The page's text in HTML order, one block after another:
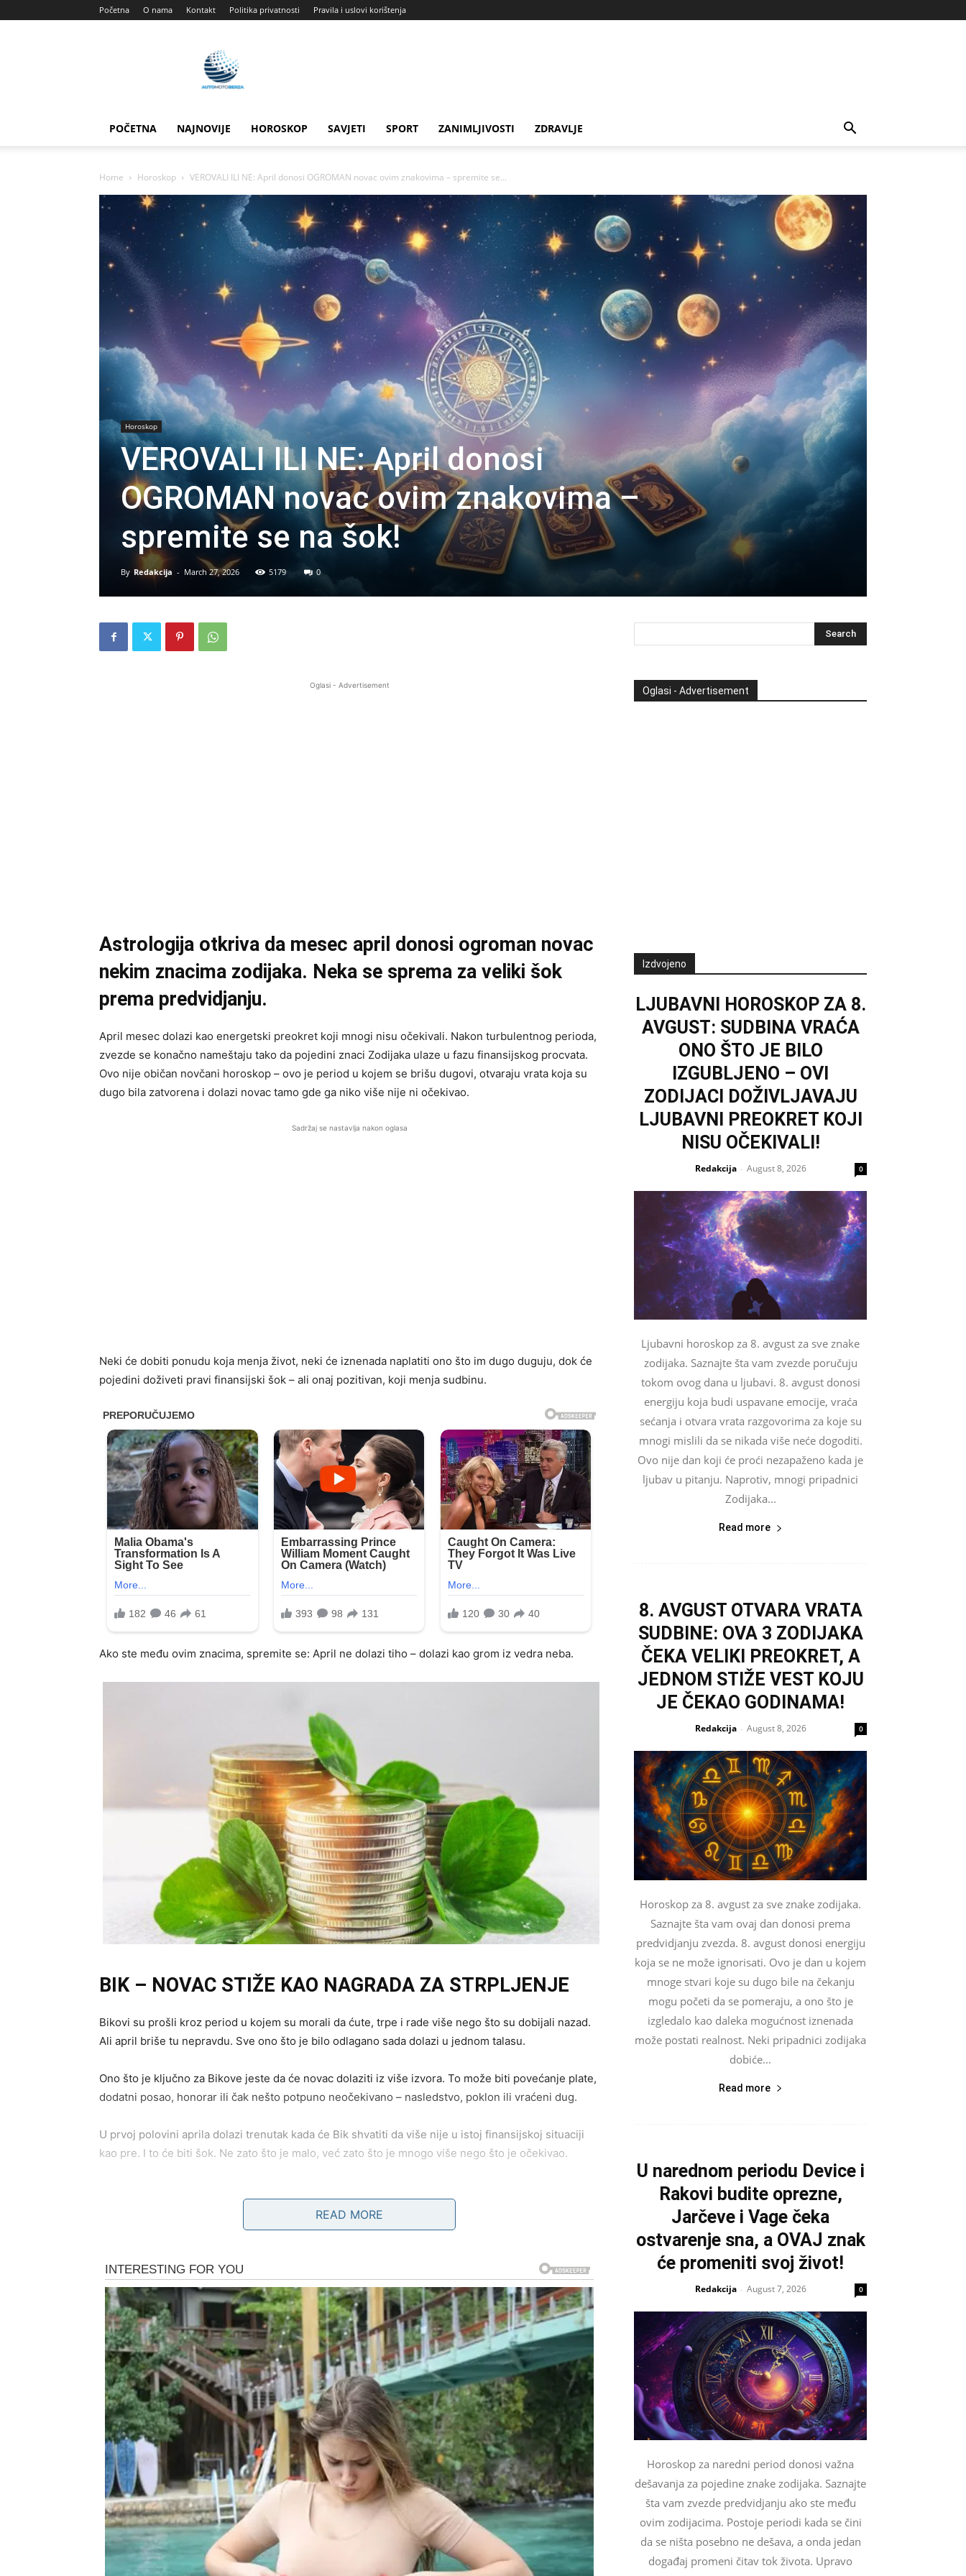
Početna O nama Kontakt Politika privatnosti Pravila i uslovi korištenja
Automotoberza
POČETNA NAJNOVIJE HOROSKOP SAVJETI SPORT ZANIMLJIVOSTI ZDRAVLJE
Home Horoskop VEROVALI ILI NE: April donosi OGROMAN novac ovim znakovima – spremite se...
Horoskop
VEROVALI ILI NE: April donosi
OGROMAN novac ovim znakovima –
spremite se na šok!
By Redakcija - March 27, 2026 5179 0
Oglasi - Advertisement
Astrologija otkriva da mesec april donosi ogroman novac
nekim znacima zodijaka. Neka se sprema za veliki šok
prema predvidjanju.
April mesec dolazi kao energetski preokret koji mnogi nisu očekivali. Nakon turbulentnog perioda,
zvezde se konačno nameštaju tako da pojedini znaci Zodijaka ulaze u fazu finansijskog procvata.
Ovo nije običan novčani horoskop – ovo je period u kojem se brišu dugovi, otvaraju vrata koja su
dugo bila zatvorena i dolazi novac tamo gde ga niko više nije ni očekivao.
Sadržaj se nastavlja nakon oglasa
Neki će dobiti ponudu koja menja život, neki će iznenada naplatiti ono što im dugo duguju, dok će
pojedini doživeti pravi finansijski šok – ali onaj pozitivan, koji menja sudbinu.
Ako ste među ovim znacima, spremite se: April ne dolazi tiho – dolazi kao grom iz vedra neba.
BIK – NOVAC STIŽE KAO NAGRADA ZA STRPLJENJE
Bikovi su prošli kroz period u kojem su morali da ćute, trpe i rade više nego što su dobijali nazad.
Ali april briše tu nepravdu. Sve ono što je bilo odlagano sada dolazi u jednom talasu.
Ono što je ključno za Bikove jeste da će novac dolaziti iz više izvora. To može biti povećanje plate,
dodatni posao, honorar ili čak nešto potpuno neočekivano – nasledstvo, poklon ili vraćeni dug.
U prvoj polovini aprila dolazi trenutak kada će Bik shvatiti da više nije u istoj finansijskoj situaciji
kao pre. I to će biti šok. Ne zato što je malo, već zato što je mnogo više nego što je očekivao.
sopstvenog sada imaju kosmičku podršku. Sve što započnu u ovom periodu ima potencijal da se
pretvori u dugoročan izvor stabilnog prihoda.
Poruka za Bika:Ne odbijaj prilike iz straha. Ono što dolazi nije slučajno – to je nagrada.
LAV – NOVAC KROZ PRILIKU KOJA MENJA STATUS
Lavovi u april ulaze sa željom za promenom, ali ni ne mislite koliko će ta promena biti velika. Ovo je
mesec u kojem Lav može potpuno promeniti svoj finansijski status.
Ključni trenutak dolazi iznenada – ponuda, projekat ili saradnja koja na prvi pogled deluje kao
izazov, ali u sebi nosi ogromnu finansijsku dobit.
Lavovi koji su se osećali potcenjeno sada dobijaju potvrdu svoje vrednosti – i to kroz novac.
Moguće je unapređenje, prelazak na bolje plaćen posao ili čak rad sa ljudima koji otvaraju vrata ka
većim zaradama.
Ono što je zanimljivo jeste da novac dolazi kada Lav odluči da više ne pristaje na manje nego što
zaslužuje. Taj unutrašnji klik pokreće lanac događaja koji vodi ka finansijskom uspehu.
READ MORE
Oglasi - Advertisement
Izdvojeno
LJUBAVNI HOROSKOP ZA 8.
AVGUST: SUDBINA VRAĆA
ONO ŠTO JE BILO
IZGUBLJENO – OVI
ZODIJACI DOŽIVLJAVAJU
LJUBAVNI PREOKRET KOJI
NISU OČEKIVALI!
Redakcija - August 8, 2026 0
Ljubavni horoskop za 8. avgust za sve znake
zodijaka. Saznajte šta vam zvezde poručuju
tokom ovog dana u ljubavi. 8. avgust donosi
energiju koja budi uspavane emocije, vraća
sećanja i otvara vrata razgovorima za koje su
mnogi mislili da se nikada više neće dogoditi.
Ovo nije dan koji će proći nezapaženo kada je
ljubav u pitanju. Naprotiv, mnogi pripadnici
Zodijaka...
Read more
8. AVGUST OTVARA VRATA
SUDBINE: OVA 3 ZODIJAKA
ČEKA VELIKI PREOKRET, A
JEDNOM STIŽE VEST KOJU
JE ČEKAO GODINAMA!
Redakcija - August 8, 2026 0
Horoskop za 8. avgust za sve znake zodijaka.
Saznajte šta vam ovaj dan donosi prema
predvidjanju zvezda. 8. avgust donosi energiju
koja se ne može ignorisati. Ovo je dan u kojem
mnoge stvari koje su dugo bile na čekanju
mogu početi da se pomeraju, a ono što je
izgledalo kao daleka mogućnost iznenada
može postati realnost. Neki pripadnici zodijaka
dobiće...
Read more
U narednom periodu Device i
Rakovi budite oprezne,
Jarčeve i Vage čeka
ostvarenje sna, a OVAJ znak
će promeniti svoj život!
Redakcija - August 7, 2026 0
Horoskop za naredni period donosi važna
dešavanja za pojedine znake zodijaka. Saznajte
šta vam zvezde predvidjanju ako ste među
ovim zodijacima. Postoje periodi kada se čini
da se ništa posebno ne dešava, a onda jedan
događaj promeni čitav tok života. Upravo